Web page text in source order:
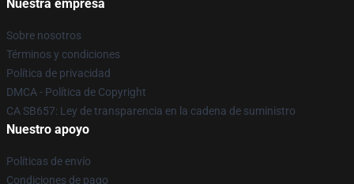
Nuestra empresa
Sobre nosotros
Términos y condiciones
Política de privacidad
DMCA - Política de Copyright
CA SB657: Ley de transparencia en la cadena de suministro
Nuestro apoyo
Políticas de envío
Condiciones de pago